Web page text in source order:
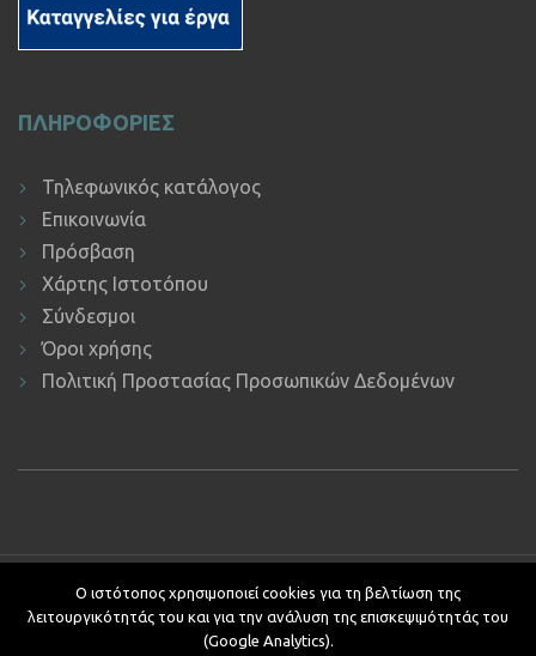
ΠΛΗΡΟΦΟΡΙΕΣ
Τηλεφωνικός κατάλογος
Επικοινωνία
Πρόσβαση
Χάρτης Ιστοτόπου
Σύνδεσμοι
Όροι χρήσης
Πολιτική Προστασίας Προσωπικών Δεδομένων
Copyright © 2019 ΕΚΔΔΑ.Υποστήριξη ιστοτόπου: Τμήμα
Εφαρμογών Πληροφορικής.
Κείμενα - Επιμέλεια: Αυτοτελές Τμήμα Επικοινωνίας, Διεθνών και
Ο ιστότοπος χρησιμοποιεί cookies για τη βελτίωση της
λειτουργικότητάς του και για την ανάλυση της επισκεψιμότητάς του
(Google Analytics).